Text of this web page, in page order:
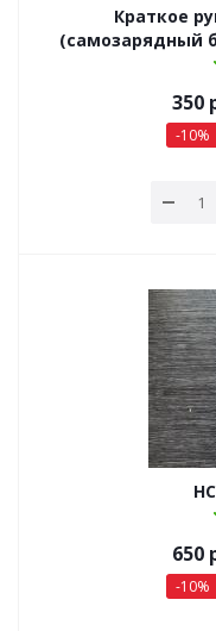
Краткое
(самозарядный
350
-10%
650
-10%